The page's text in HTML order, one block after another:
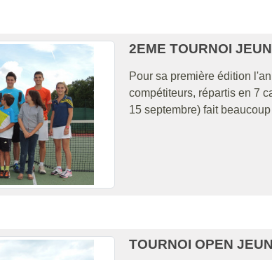
2EME TOURNOI
Pour sa première édition
compétiteurs, répartis en 7
15 septembre) fait
TOURNOI OPEN